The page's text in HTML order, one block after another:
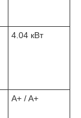
4.04 кВт
A+ / A+